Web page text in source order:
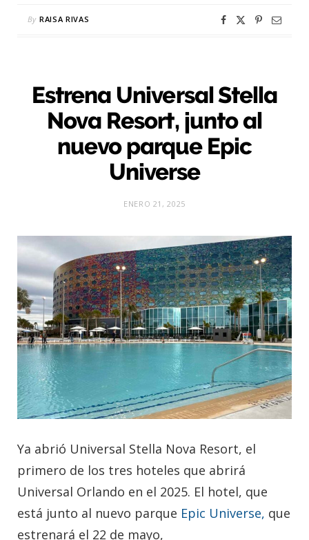
By RAISA RIVAS
Estrena Universal Stella
Nova Resort, junto al
nuevo parque Epic
Universe
ENERO 21, 2025
Ya abrió Universal Stella Nova Resort, el
primero de los tres hoteles que abrirá
Universal Orlando en el 2025. El hotel, que
está junto al nuevo parque Epic Universe, que
estrenará el 22 de mayo,